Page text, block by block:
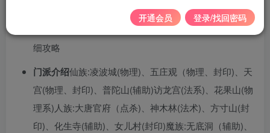
详细的视频安装教程+GM工具使用教程+详
细攻略
门派介绍仙族:凌波城(物理)、五庄观（物理、封印)、天
宫(物理、封印)、普陀山(辅助)访龙宫(法系)、花果山(物
理系)人族:大唐官府（点杀)、神木林(法术)、方寸山(封
印)、化生寺(辅助)、女儿村(封印)魔族:无底洞（辅助)、
开通会员 登录/找回密码